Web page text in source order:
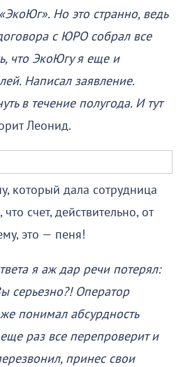
Но это странно, ведь
с ЮРО собрал все
что ЭкоЮгу я еще и
Написал заявление.
в течение полугода. И тут
Леонид.
который дала сотрудница
счет, действительно, от
это — пеня!
я аж дар речи потерял:
серьезно?! Оператор
понимал абсурдность
еще раз все перепроверит и
принес свои